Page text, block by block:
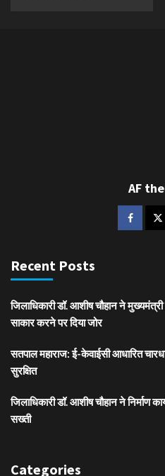
AF
Recent Posts
जिलाधिकारी डॉ. आशीष चौहान ने
साकार करने पर दिया जोर
सतपाल महाराज: ई-केवाईसी आधारित
सुरक्षित
जिलाधिकारी डॉ. आशीष चौहान ने निर्माण
सख्ती
Categories